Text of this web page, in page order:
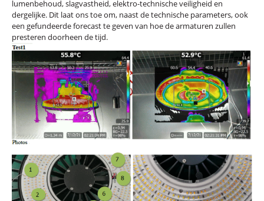
lumenbehoud, slagvastheid, elektro-technische veiligheid en
dergelijke. Dit laat ons toe om, naast de technische parameters, ook
een gefundeerde forecast te geven van hoe de armaturen zullen
presteren doorheen de tijd.